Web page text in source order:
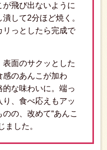
が飛び出ないように
して2分ほど焼く。
リっとしたら完成で
面のサクッとした
のあんこが加わ
的な味わいに。端っ
、食べ応えもアッ
の、改めて“あんこ
ました。